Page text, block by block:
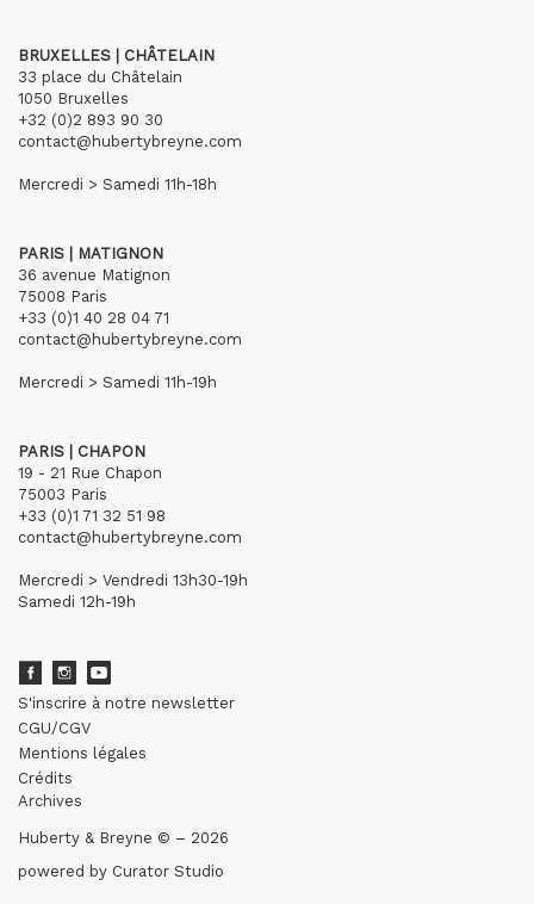
BRUXELLES | CHÂTELAIN
33 place du Châtelain
1050 Bruxelles
+32 (0)2 893 90 30
contact@hubertybreyne.com
Mercredi > Samedi 11h-18h
PARIS | MATIGNON
36 avenue Matignon
75008 Paris
+33 (0)1 40 28 04 71
contact@hubertybreyne.com
Mercredi > Samedi 11h-19h
PARIS | CHAPON
19 - 21 Rue Chapon
75003 Paris
+33 (0)1 71 32 51 98
contact@hubertybreyne.com
Mercredi > Vendredi 13h30-19h
Samedi 12h-19h
S'inscrire à notre newsletter
CGU/CGV
Mentions légales
Crédits
Archives
Huberty & Breyne © – 2026
powered by Curator Studio